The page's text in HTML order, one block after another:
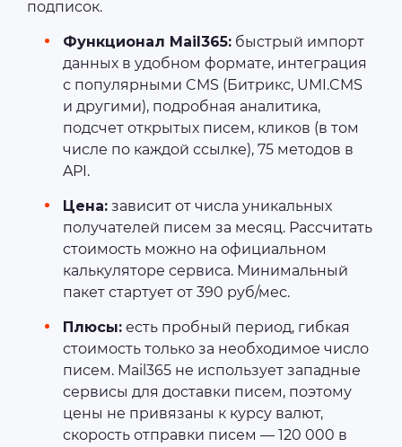
подписок.
Функционал Mail365: быстрый импорт
данных в удобном формате, интеграция
с популярными CMS (Битрикс, UMI.CMS
и другими), подробная аналитика,
подсчет открытых писем, кликов (в том
числе по каждой ссылке), 75 методов в
API.
Цена: зависит от числа уникальных
получателей писем за месяц. Рассчитать
стоимость можно на официальном
калькуляторе сервиса. Минимальный
пакет стартует от 390 руб/мес.
Плюсы: есть пробный период, гибкая
стоимость только за необходимое число
писем. Mail365 не использует западные
сервисы для доставки писем, поэтому
цены не привязаны к курсу валют,
скорость отправки писем — 120 000 в